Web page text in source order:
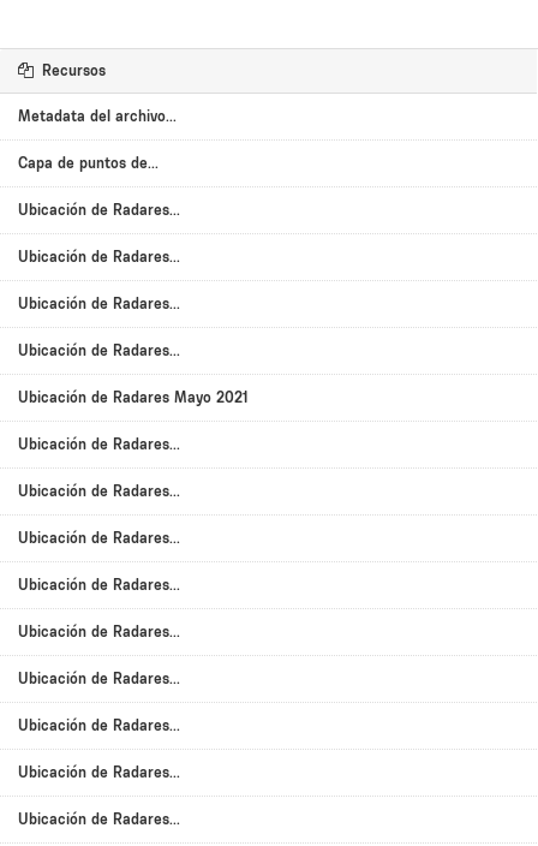
Recursos
Metadata del archivo...
Capa de puntos de...
Ubicación de Radares...
Ubicación de Radares...
Ubicación de Radares...
Ubicación de Radares...
Ubicación de Radares Mayo 2021
Ubicación de Radares...
Ubicación de Radares...
Ubicación de Radares...
Ubicación de Radares...
Ubicación de Radares...
Ubicación de Radares...
Ubicación de Radares...
Ubicación de Radares...
Ubicación de Radares...